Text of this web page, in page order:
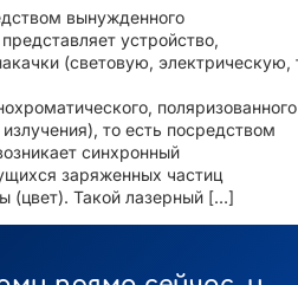
вынужденного
устройство,
(световую,
то есть посредством
синхронный
заряженных частиц
(цвет). Такой лазерный […]